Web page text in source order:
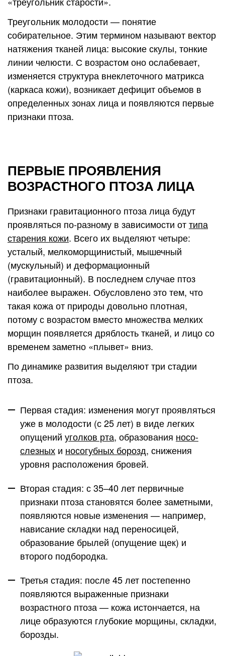
Треугольник молодости — понятие
собирательное. Этим термином называют вектор
натяжения тканей лица: высокие скулы, тонкие
линии челюсти. С возрастом оно ослабевает,
изменяется структура внеклеточного матрикса
(каркаса кожи), возникает дефицит объемов в
определенных зонах лица и появляются первые
признаки птоза.
ПЕРВЫЕ ПРОЯВЛЕНИЯ
ВОЗРАСТНОГО ПТОЗА ЛИЦА
Признаки гравитационного птоза лица будут
проявляться по-разному в зависимости оттипа
старения кожи. Всего их выделяют четыре:
усталый, мелкоморщинистый, мышечный
(мускульный) и деформационный
(гравитационный). В последнем случае птоз
наиболее выражен. Обусловлено это тем, что
такая кожа от природы довольно плотная,
потому с возрастом вместо множества мелких
морщин появляется дряблость тканей, и лицо со
временем заметно «плывет» вниз.
По динамике развития выделяют три стадии
птоза.
Первая стадия: изменения могут проявляться
уже в молодости (с 25 лет) в виде легких
опущений уголков рта, образования носо-
слезных и носогубных борозд, снижения
уровня расположения бровей.
Вторая стадия: с 35–40 лет первичные
признаки птоза становятся более заметными,
появляются новые изменения — например,
нависание складки над переносицей,
образование брылей (опущение щек) и
второго подбородка.
Третья стадия: после 45 лет постепенно
появляются выраженные признаки
возрастного птоза — кожа истончается, на
лице образуются глубокие морщины, складки,
борозды.